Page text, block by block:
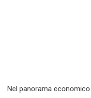
Nel panorama